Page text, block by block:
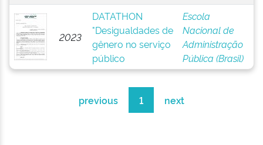
2023
DATATHON
"Desigualdades de
gênero no serviço
público
Escola
Nacional de
Administração
Pública (Brasil)
previous 1 next